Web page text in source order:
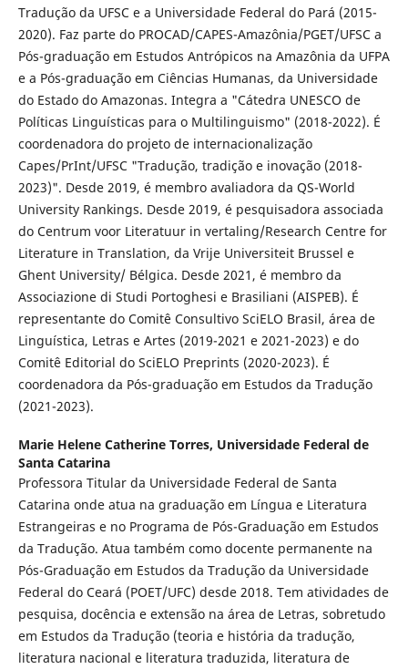
Tradução da UFSC e a Universidade Federal do Pará (2015-
2020). Faz parte do PROCAD/CAPES-Amazônia/PGET/UFSC a
Pós-graduação em Estudos Antrópicos na Amazônia da UFPA
e a Pós-graduação em Ciências Humanas, da Universidade
do Estado do Amazonas. Integra a "Cátedra UNESCO de
Políticas Linguísticas para o Multilinguismo" (2018-2022). É
coordenadora do projeto de internacionalização
Capes/PrInt/UFSC "Tradução, tradição e inovação (2018-
2023)". Desde 2019, é membro avaliadora da QS-World
University Rankings. Desde 2019, é pesquisadora associada
do Centrum voor Literatuur in vertaling/Research Centre for
Literature in Translation, da Vrije Universiteit Brussel e
Ghent University/ Bélgica. Desde 2021, é membro da
Associazione di Studi Portoghesi e Brasiliani (AISPEB). É
representante do Comitê Consultivo SciELO Brasil, área de
Linguística, Letras e Artes (2019-2021 e 2021-2023) e do
Comitê Editorial do SciELO Preprints (2020-2023). É
coordenadora da Pós-graduação em Estudos da Tradução
(2021-2023).
Marie Helene Catherine Torres, Universidade Federal de
Santa Catarina
Professora Titular da Universidade Federal de Santa
Catarina onde atua na graduação em Língua e Literatura
Estrangeiras e no Programa de Pós-Graduação em Estudos
da Tradução. Atua também como docente permanente na
Pós-Graduação em Estudos da Tradução da Universidade
Federal do Ceará (POET/UFC) desde 2018. Tem atividades de
pesquisa, docência e extensão na área de Letras, sobretudo
em Estudos da Tradução (teoria e história da tradução,
literatura nacional e literatura traduzida, literatura de